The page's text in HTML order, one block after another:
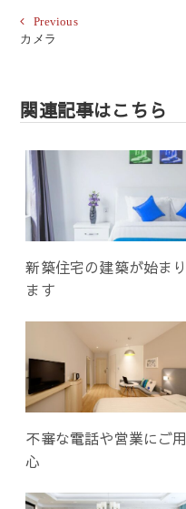
投
稿
ゲ
シ
ョ
ン
PreviousPrevious
カメラ
関連記事はこちら
新築住宅の建築が始まり
ます
不審な電話や営業にご用
心